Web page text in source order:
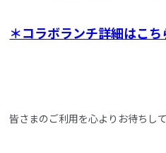
＊コラボランチ詳細はこち
皆さまのご利用を心よりお待ちして